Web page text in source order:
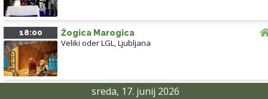
18:00 Žogica Marogica
Veliki oder LGL,Ljubljana
sreda, 17. junij 2026